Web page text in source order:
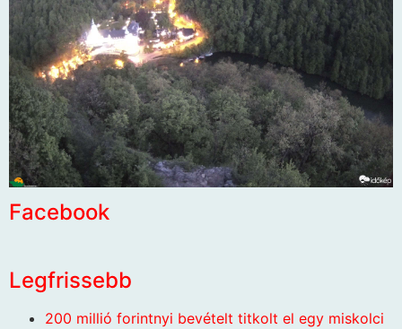
Facebook
Legfrissebb
200 millió forintnyi bevételt titkolt el egy miskolci